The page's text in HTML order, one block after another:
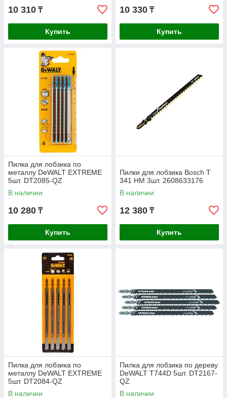
10 310 ₸
Купить
10 330 ₸
Купить
Пилка для лобзика по
металлу DeWALT EXTREME
5шт. DT2085-QZ
В наличии
10 280 ₸
Купить
Пилки для лобзика Bosch T
341 HM 3шт. 2608633176
В наличии
12 380 ₸
Купить
Пилка для лобзика по
металлу DeWALT EXTREME
5шт. DT2084-QZ
В наличии
Пилка для лобзика по дереву
DeWALT T744D 5шт. DT2167-
QZ
В наличии